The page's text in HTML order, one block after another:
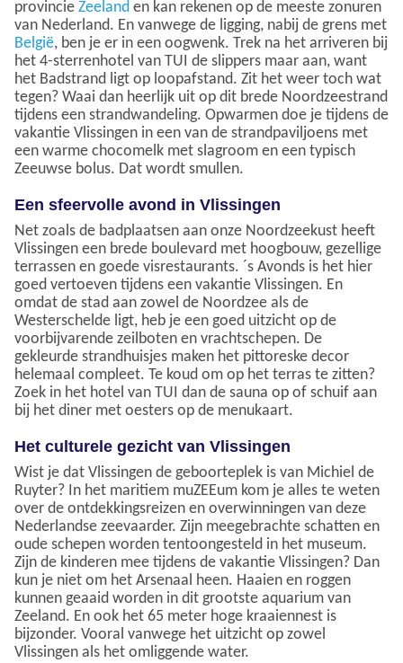
provincie Zeeland en kan rekenen op de meeste zonuren
van Nederland. En vanwege de ligging, nabij de grens met
België, ben je er in een oogwenk. Trek na het arriveren bij
het 4-sterrenhotel van TUI de slippers maar aan, want
het Badstrand ligt op loopafstand. Zit het weer toch wat
tegen? Waai dan heerlijk uit op dit brede Noordzeestrand
tijdens een strandwandeling. Opwarmen doe je tijdens de
vakantie Vlissingen in een van de strandpaviljoens met
een warme chocomelk met slagroom en een typisch
Zeeuwse bolus. Dat wordt smullen.
Een sfeervolle avond in Vlissingen
Net zoals de badplaatsen aan onze Noordzeekust heeft
Vlissingen een brede boulevard met hoogbouw, gezellige
terrassen en goede visrestaurants. ´s Avonds is het hier
goed vertoeven tijdens een vakantie Vlissingen. En
omdat de stad aan zowel de Noordzee als de
Westerschelde ligt, heb je een goed uitzicht op de
voorbijvarende zeilboten en vrachtschepen. De
gekleurde strandhuisjes maken het pittoreske decor
helemaal compleet. Te koud om op het terras te zitten?
Zoek in het hotel van TUI dan de sauna op of schuif aan
bij het diner met oesters op de menukaart.
Het culturele gezicht van Vlissingen
Wist je dat Vlissingen de geboorteplek is van Michiel de
Ruyter? In het maritiem muZEEum kom je alles te weten
over de ontdekkingsreizen en overwinningen van deze
Nederlandse zeevaarder. Zijn meegebrachte schatten en
oude schepen worden tentoongesteld in het museum.
Zijn de kinderen mee tijdens de vakantie Vlissingen? Dan
kun je niet om het Arsenaal heen. Haaien en roggen
kunnen geaaid worden in dit grootste aquarium van
Zeeland. En ook het 65 meter hoge kraaiennest is
bijzonder. Vooral vanwege het uitzicht op zowel
Vlissingen als het omliggende water.